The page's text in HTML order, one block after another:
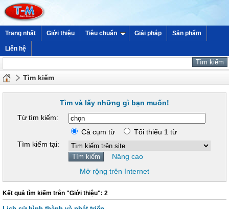
Trang nhất Giới thiệu Tiêu chuẩn Giải pháp Sản phẩm
Liên hệ
Tìm kiếm
Tìm và lấy những gì bạn muốn!
Từ tìm kiếm:
Cả cụm từ
Tối thiểu 1 từ
Tìm kiếm tại:
Nâng cao
Mở rộng trên Internet
Kết quả tìm kiếm trên "Giới thiệu": 2